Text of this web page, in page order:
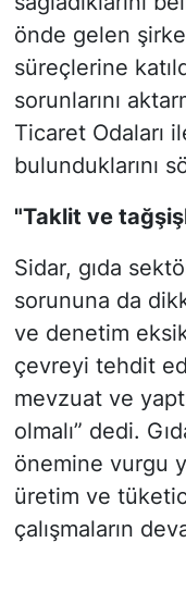
önde gelen
süreçlerine
sorunlarını
Ticaret Odaları
bulunduklarını
"Taklit ve
Sidar, gıda
sorununa da
ve denetim
çevreyi tehdit
mevzuat ve
olmalı” dedi.
önemine vurgu
üretim ve
çalışmaların